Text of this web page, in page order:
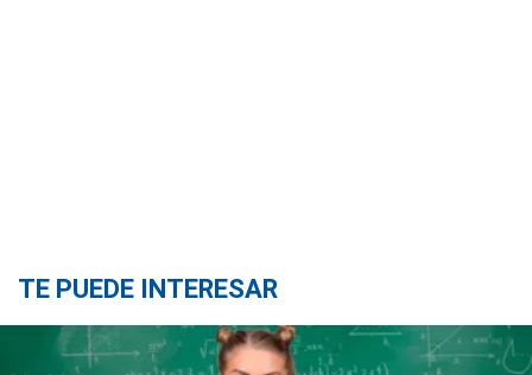
TE PUEDE INTERESAR